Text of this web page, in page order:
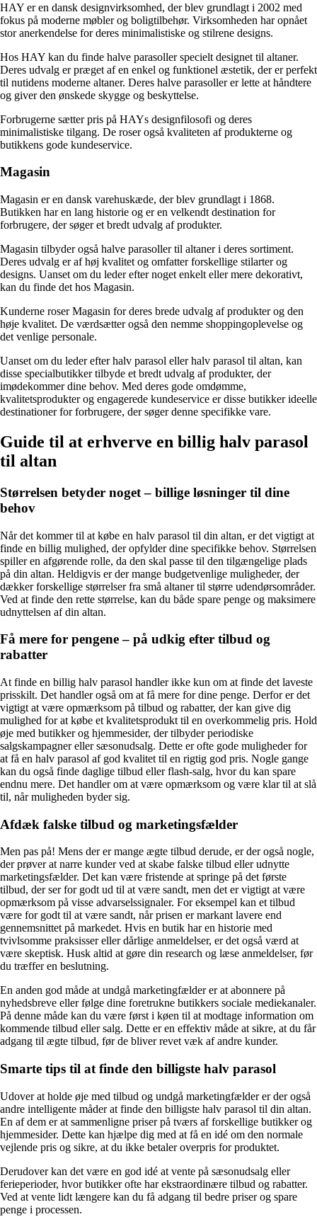
HAY er en dansk designvirksomhed, der blev grundlagt i 2002 med
fokus på moderne møbler og boligtilbehør. Virksomheden har opnået
stor anerkendelse for deres minimalistiske og stilrene designs.
Hos HAY kan du finde halve parasoller specielt designet til altaner.
Deres udvalg er præget af en enkel og funktionel æstetik, der er perfekt
til nutidens moderne altaner. Deres halve parasoller er lette at håndtere
og giver den ønskede skygge og beskyttelse.
Forbrugerne sætter pris på HAYs designfilosofi og deres
minimalistiske tilgang. De roser også kvaliteten af produkterne og
butikkens gode kundeservice.
Magasin
Magasin er en dansk varehuskæde, der blev grundlagt i 1868.
Butikken har en lang historie og er en velkendt destination for
forbrugere, der søger et bredt udvalg af produkter.
Magasin tilbyder også halve parasoller til altaner i deres sortiment.
Deres udvalg er af høj kvalitet og omfatter forskellige stilarter og
designs. Uanset om du leder efter noget enkelt eller mere dekorativt,
kan du finde det hos Magasin.
Kunderne roser Magasin for deres brede udvalg af produkter og den
høje kvalitet. De værdsætter også den nemme shoppingoplevelse og
det venlige personale.
Uanset om du leder efter halv parasol eller halv parasol til altan, kan
disse specialbutikker tilbyde et bredt udvalg af produkter, der
imødekommer dine behov. Med deres gode omdømme,
kvalitetsprodukter og engagerede kundeservice er disse butikker ideelle
destinationer for forbrugere, der søger denne specifikke vare.
Guide til at erhverve en billig halv parasol
til altan
Størrelsen betyder noget – billige løsninger til dine
behov
Når det kommer til at købe en halv parasol til din altan, er det vigtigt at
finde en billig mulighed, der opfylder dine specifikke behov. Størrelsen
spiller en afgørende rolle, da den skal passe til den tilgængelige plads
på din altan. Heldigvis er der mange budgetvenlige muligheder, der
dækker forskellige størrelser fra små altaner til større udendørsområder.
Ved at finde den rette størrelse, kan du både spare penge og maksimere
udnyttelsen af din altan.
Få mere for pengene – på udkig efter tilbud og
rabatter
At finde en billig halv parasol handler ikke kun om at finde det laveste
prisskilt. Det handler også om at få mere for dine penge. Derfor er det
vigtigt at være opmærksom på tilbud og rabatter, der kan give dig
mulighed for at købe et kvalitetsprodukt til en overkommelig pris. Hold
øje med butikker og hjemmesider, der tilbyder periodiske
salgskampagner eller sæsonudsalg. Dette er ofte gode muligheder for
at få en halv parasol af god kvalitet til en rigtig god pris. Nogle gange
kan du også finde daglige tilbud eller flash-salg, hvor du kan spare
endnu mere. Det handler om at være opmærksom og være klar til at slå
til, når muligheden byder sig.
Afdæk falske tilbud og marketingsfælder
Men pas på! Mens der er mange ægte tilbud derude, er der også nogle,
der prøver at narre kunder ved at skabe falske tilbud eller udnytte
marketingsfælder. Det kan være fristende at springe på det første
tilbud, der ser for godt ud til at være sandt, men det er vigtigt at være
opmærksom på visse advarselssignaler. For eksempel kan et tilbud
være for godt til at være sandt, når prisen er markant lavere end
gennemsnittet på markedet. Hvis en butik har en historie med
tvivlsomme praksisser eller dårlige anmeldelser, er det også værd at
være skeptisk. Husk altid at gøre din research og læse anmeldelser, før
du træffer en beslutning.
En anden god måde at undgå marketingfælder er at abonnere på
nyhedsbreve eller følge dine foretrukne butikkers sociale mediekanaler.
På denne måde kan du være først i køen til at modtage information om
kommende tilbud eller salg. Dette er en effektiv måde at sikre, at du får
adgang til ægte tilbud, før de bliver revet væk af andre kunder.
Smarte tips til at finde den billigste halv parasol
Udover at holde øje med tilbud og undgå marketingfælder er der også
andre intelligente måder at finde den billigste halv parasol til din altan.
En af dem er at sammenligne priser på tværs af forskellige butikker og
hjemmesider. Dette kan hjælpe dig med at få en idé om den normale
vejlende pris og sikre, at du ikke betaler overpris for produktet.
Derudover kan det være en god idé at vente på sæsonudsalg eller
ferieperioder, hvor butikker ofte har ekstraordinære tilbud og rabatter.
Ved at vente lidt længere kan du få adgang til bedre priser og spare
penge i processen.